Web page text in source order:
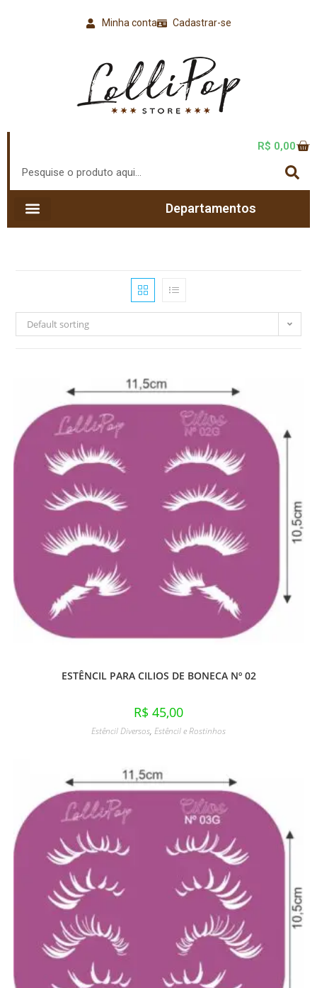
Cadastrar-se
Minha conta
R$ 0,00
Departamentos
Default sorting
ESTÊNCIL PARA CILIOS DE BONECA Nº 02
R$ 45,00
Estêncil Diversos, Estêncil e Rostinhos